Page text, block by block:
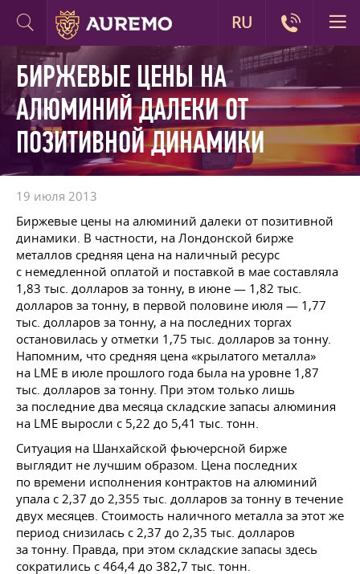
БИРЖЕВЫЕ ЦЕНЫ НА
АЛЮМИНИЙ ДАЛЕКИ ОТ
ПОЗИТИВНОЙ ДИНАМИКИ
19 июля 2013
Биржевые цены на алюминий далеки от позитивной
динамики. В частности, на Лондонской бирже
металлов средняя цена на наличный ресурс
с немедленной оплатой и поставкой в мае составляла
1,83 тыс. долларов за тонну, в июне — 1,82 тыс.
долларов за тонну, в первой половине июля — 1,77
тыс. долларов за тонну, а на последних торгах
остановилась у отметки 1,75 тыс. долларов за тонну.
Напомним, что средняя цена «крылатого металла»
на LME в июле прошлого года была на уровне 1,87
тыс. долларов за тонну. При этом только лишь
за последние два месяца складские запасы алюминия
на LME выросли с 5,22 до 5,41 тыс. тонн.
Ситуация на Шанхайской фьючерсной бирже
выглядит не лучшим образом. Цена последних
по времени исполнения контрактов на алюминий
упала с 2,37 до 2,355 тыс. долларов за тонну в течение
двух месяцев. Стоимость наличного металла за этот же
период снизилась с 2,37 до 2,35 тыс. долларов
за тонну. Правда, при этом складские запасы здесь
сократились с 464,4 до 382,7 тыс. тонн.
RU